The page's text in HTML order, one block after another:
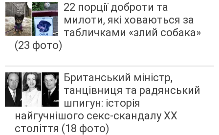
22 порції доброти та
милоти, які ховаються за
табличками «злий собака»
(23 фото)
Британський міністр,
танцівниця та радянський
шпигун: історія
найгучнішого секс-скандалу XX
століття (18 фото)